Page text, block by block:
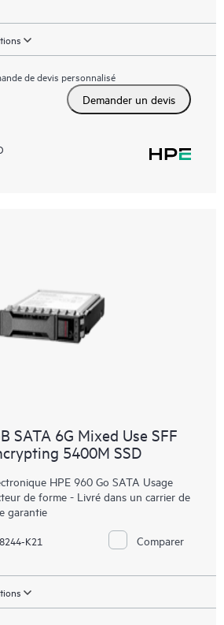
de devis personnalisé
Demander un devis
SATA 6G Mixed Use SFF
5400M SSD
HPE 960 Go SATA Usage
de forme - Livré dans un carrier de
garantie
K21 Comparer